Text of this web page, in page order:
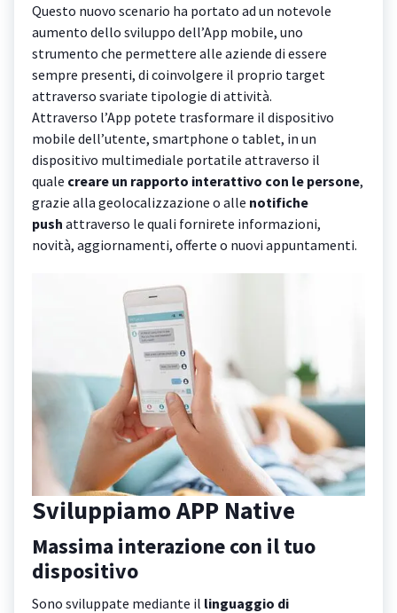
Questo nuovo scenario ha portato ad un notevole
aumento dello sviluppo dell’App mobile, uno
strumento che permettere alle aziende di essere
sempre presenti, di coinvolgere il proprio target
attraverso svariate tipologie di attività.
Attraverso l’App potete trasformare il dispositivo
mobile dell’utente, smartphone o tablet, in un
dispositivo multimediale portatile attraverso il
quale creare un rapporto interattivo con le persone,
grazie alla geolocalizzazione o alle notifiche
push attraverso le quali fornirete informazioni,
novità, aggiornamenti, offerte o nuovi appuntamenti.
Sviluppiamo APP Native
Massima interazione con il tuo
dispositivo
Sono sviluppate mediante il linguaggio di